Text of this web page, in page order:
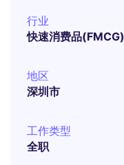
行业
快速消费品(FMCG)
地区
深圳市
工作类型
全职